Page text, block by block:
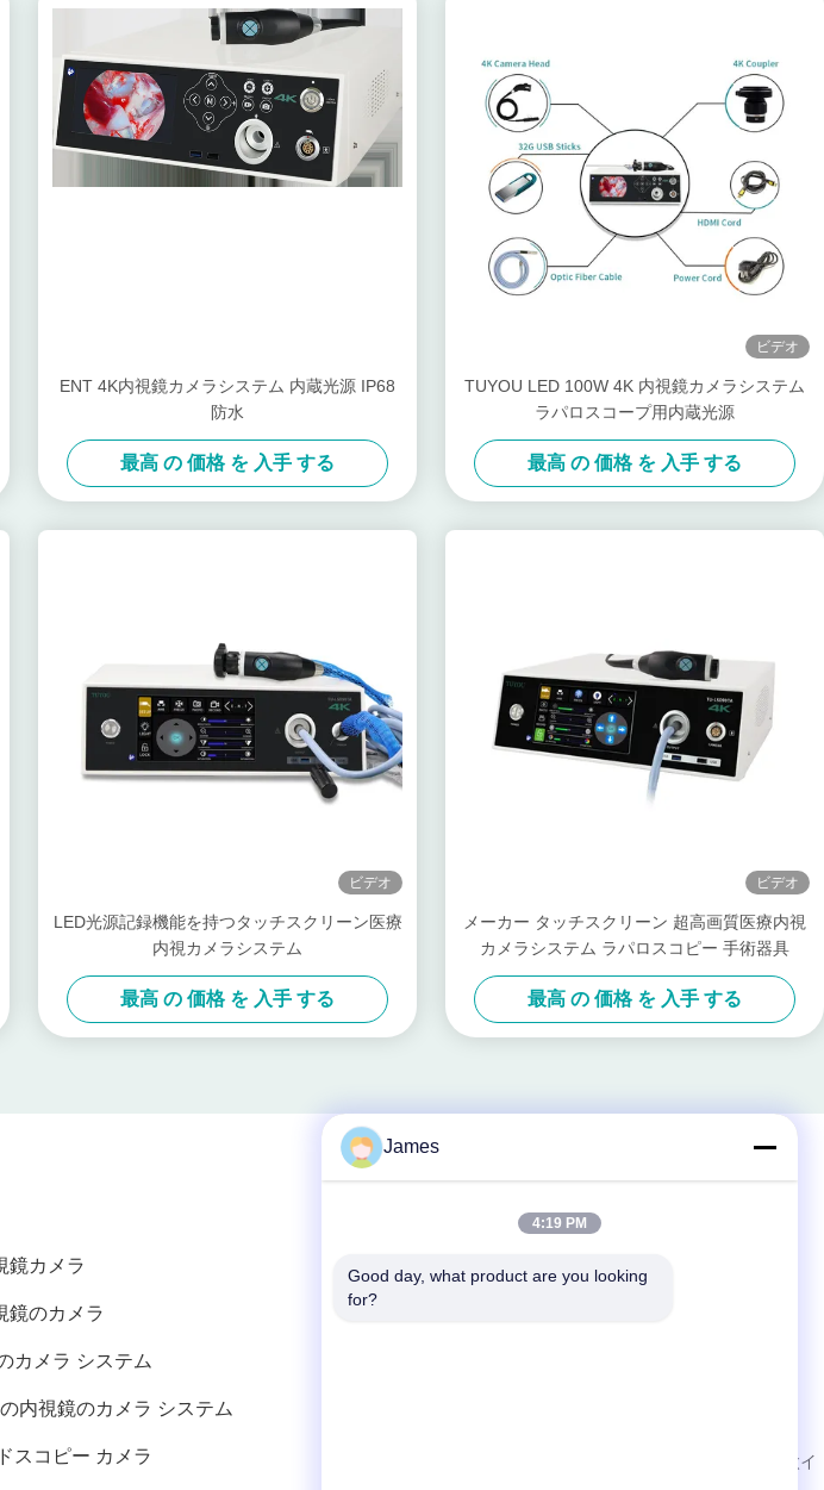
ENT 4K内視鏡カメラシステム 内蔵光源 IP68
防水
最高 の 価格 を 入手 する
ビデオ
TUYOU LED 100W 4K 内視鏡カメラシステム
ラパロスコープ用内蔵光源
最高 の 価格 を 入手 する
ビデオ
LED光源記録機能を持つタッチスクリーン医療
内視カメラシステム
最高 の 価格 を 入手 する
ビデオ
メーカー タッチスクリーン 超高画質医療内視
カメラシステム ラパロスコピー 手術器具
最高 の 価格 を 入手 する
鏡カメラ
鏡のカメラ
カメラ システム
内視鏡のカメラ システム
スコピー カメラ
Tel
中国広東省深セン市光明区鳳凰街道塘尾社区南太イ
James
4:19 PM
Good day, what product are you looking
for?